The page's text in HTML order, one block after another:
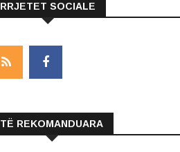
RRJETET SOCIALE
TË REKOMANDUARA